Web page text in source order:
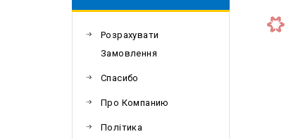
Розрахувати
Замовлення
Спасибо
Про Компанию
Політика